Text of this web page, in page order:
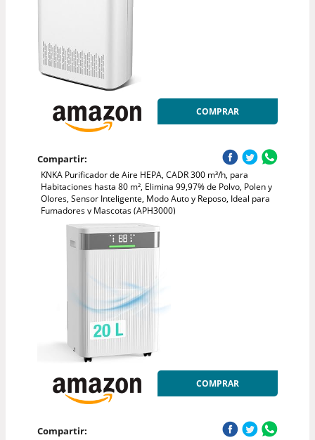
COMPRAR
Compartir:
KNKA Purificador de Aire HEPA, CADR 300 m³/h, para
Habitaciones hasta 80 m², Elimina 99,97% de Polvo, Polen y
Olores, Sensor Inteligente, Modo Auto y Reposo, Ideal para
Fumadores y Mascotas (APH3000)
COMPRAR
Compartir: